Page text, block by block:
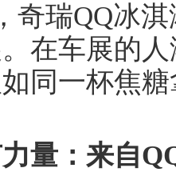
瑞QQ冰淇
在车展的
同一杯焦
量： 来自